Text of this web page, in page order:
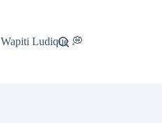
Wapiti Ludique 💭